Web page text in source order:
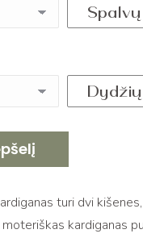
turi dvi
kardiganas